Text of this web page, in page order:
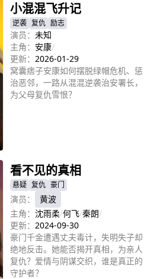
小混混飞升记
逆袭 复仇 励志
演员： 未知
主角： 安康/
更新： 2026-01-29
窝囊痞子安康如何摆脱绿帽危机、惩
治恶邻，一路从混混逆袭治安署长，
为父母复仇雪恨？
看不见的真相
悬疑 复仇 豪门
演员：
黄波
主角： 沈雨柔/何飞/秦朗/
更新： 2024-09-30
豪门千金遭遇丈夫毒计，失明失子却
绝地反击。她能否揭开真相，为亲人
复仇？爱情与阴谋交织，谁是真正的
守护者？